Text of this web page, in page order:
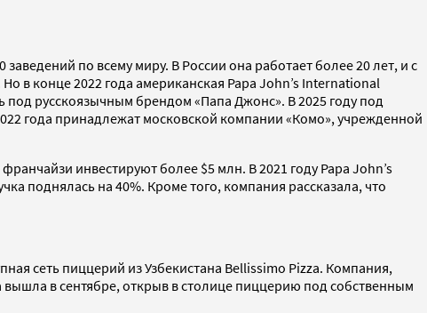
по всему миру. В России она работает более 20 лет, и с
в конце 2022 года американская Papa John’s International
русскоязычным брендом «Папа Джонс». В 2025 году под
года принадлежат московской компании «Комо», учрежденной
инвестируют более $5 млн. В 2021 году Papa John’s
поднялась на 40%. Кроме того, компания рассказала, что
сеть пиццерий из Узбекистана Bellissimo Pizza. Компания,
в сентябре, открыв в столице пиццерию под собственным